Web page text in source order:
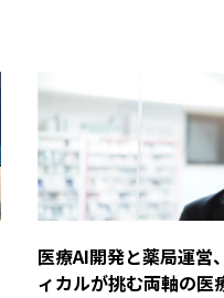
医療AI開発と薬局運営
ィカルが挑む両軸の医